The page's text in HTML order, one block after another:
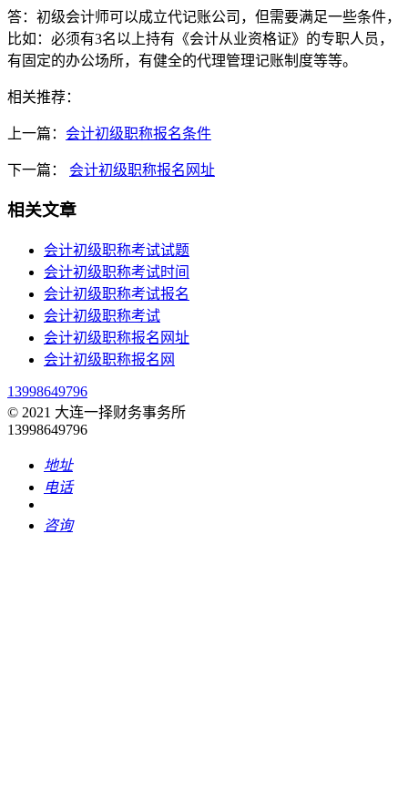
答：初级会计师可以成立代记账公司，但需要满足一些条件，
比如：必须有3名以上持有《会计从业资格证》的专职人员，
有固定的办公场所，有健全的代理管理记账制度等等。
相关推荐：
上一篇： 会计初级职称报名条件
下一篇： 会计初级职称报名网址
相关文章
会计初级职称考试试题
会计初级职称考试时间
会计初级职称考试报名
会计初级职称考试
会计初级职称报名网址
会计初级职称报名网
13998649796
© 2021 大连一择财务事务所
13998649796
地址
电话
咨询